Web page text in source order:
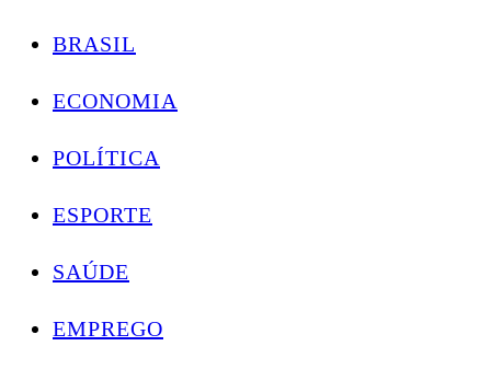
BRASIL
ECONOMIA
POLÍTICA
ESPORTE
SAÚDE
EMPREGO